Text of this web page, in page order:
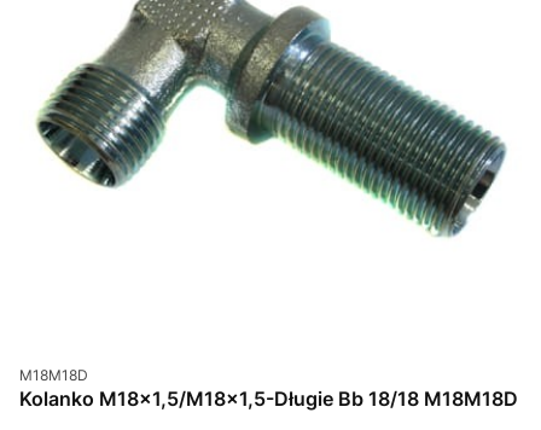
Kod produktu
M18M18D
Kolanko M18x1,5/M18x1,5-Długie Bb 18/18 M18M18D